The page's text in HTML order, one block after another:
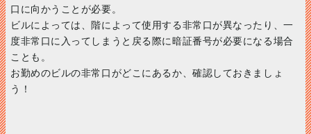
口に向かうことが必要。
ビルによっては、階によって使用する非常口が異なったり、一
度非常口に入ってしまうと戻る際に暗証番号が必要になる場合
ことも。
お勤めのビルの非常口がどこにあるか、確認しておきましょ
う！